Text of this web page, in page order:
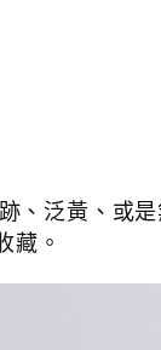
、泛黃、或
藏。